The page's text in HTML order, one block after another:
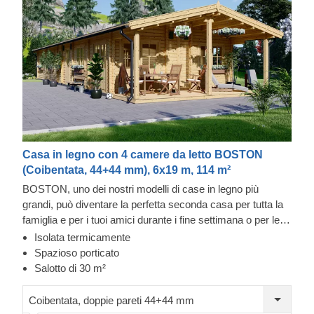
Casa in legno con 4 camere da letto BOSTON
(Coibentata, 44+44 mm), 6x19 m, 114 m²
BOSTON, uno dei nostri modelli di case in legno più
grandi, può diventare la perfetta seconda casa per tutta la
famiglia e per i tuoi amici durante i fine settimana o per le
feste di famiglia. Grazie alla sua funzionalità e al vasto
spazio interno, questo splendido edificio prefabbricato,
realizzato in legno naturale di conifere, ha un enorme
tua famiglia o addirittura una vera e propria prima casa.
Isolata termicamente
Spazioso porticato
Salotto di 30 m²
Coibentata, doppie pareti 44+44 mm